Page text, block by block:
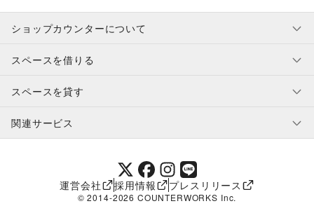
ショップカウンターについて
利用規約・ガイドライン
特定商取引法に基づく表示
補償プログラム
スペースを借りる
スペースを借りたい人へ
ユーザー利用規約
提携パートナー
スペースを貸す
スペースを貸したい方へ
オーナー利用規約
関連サービス
SHOPCOUNTER MAGAZINE
ショップカウンターエンタープライズ
ショップカウンター常設
運営会社 採用情報 プレスリリース
© 2014-2026 COUNTERWORKS Inc.